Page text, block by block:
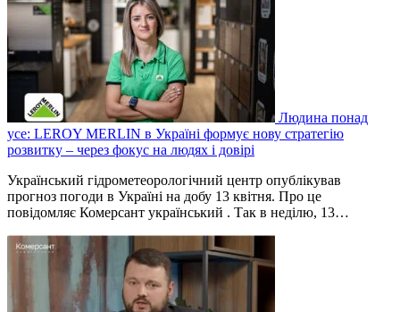
Людина понад
усе: LEROY MERLIN в Україні формує нову стратегію
розвитку – через фокус на людях і довірі
Український гідрометеорологічний центр опублікував
прогноз погоди в Україні на добу 13 квітня. Про це
повідомляє Комерсант український . Так в неділю, 13…